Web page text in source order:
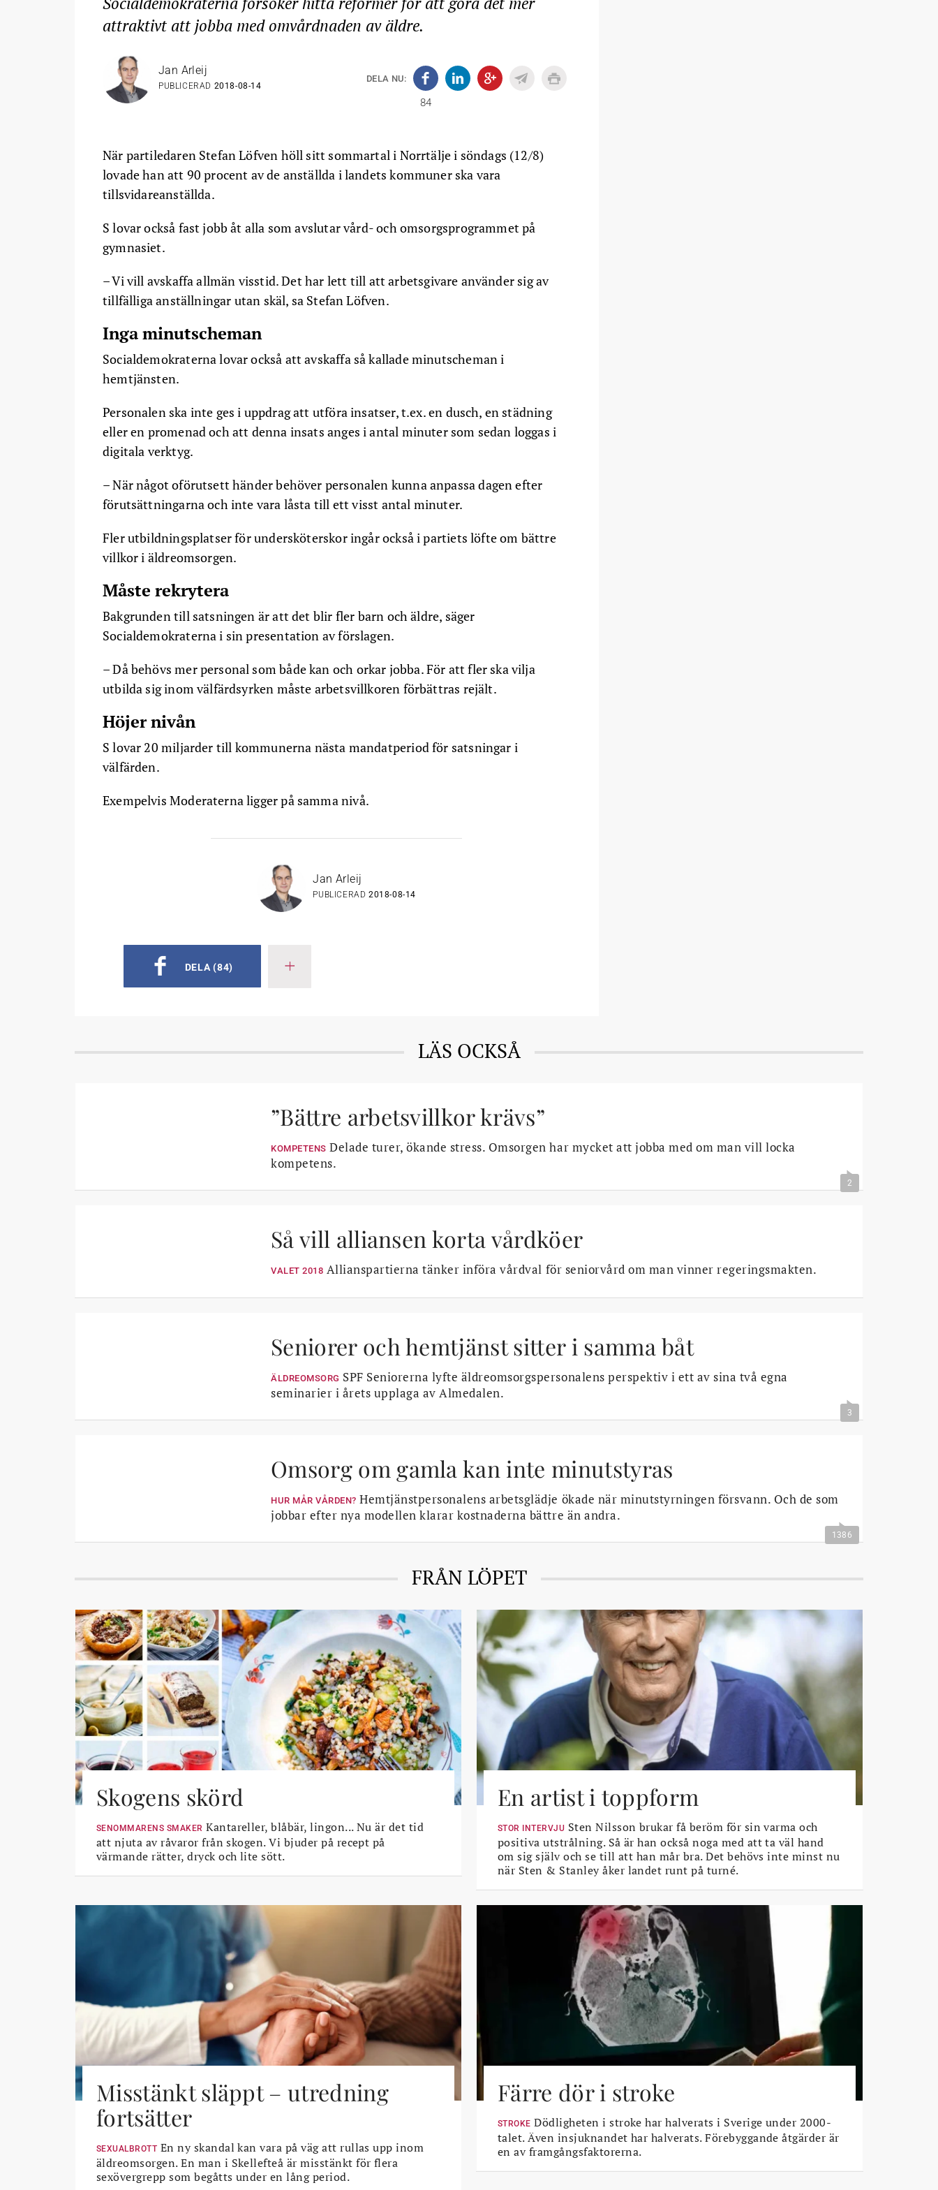
attraktivt att jobba med omvårdnaden av äldre.
Jan Arleij
PUBLICERAD 2018-08-14
DELA NU:
84
När partiledaren Stefan Löfven höll sitt sommartal i Norrtälje i söndags (12/8)
lovade han att 90 procent av de anställda i landets kommuner ska vara
tillsvidareanställda.
S lovar också fast jobb åt alla som avslutar vård- och omsorgsprogrammet på
gymnasiet.
– Vi vill avskaffa allmän visstid. Det har lett till att arbetsgivare använder sig av
tillfälliga anställningar utan skäl, sa Stefan Löfven.
Inga minutscheman
Socialdemokraterna lovar också att avskaffa så kallade minutscheman i
hemtjänsten.
Personalen ska inte ges i uppdrag att utföra insatser, t.ex. en dusch, en städning
eller en promenad och att denna insats anges i antal minuter som sedan loggas i
digitala verktyg.
– När något oförutsett händer behöver personalen kunna anpassa dagen efter
förutsättningarna och inte vara låsta till ett visst antal minuter.
Fler utbildningsplatser för undersköterskor ingår också i partiets löfte om bättre
villkor i äldreomsorgen.
Måste rekrytera
Bakgrunden till satsningen är att det blir fler barn och äldre, säger
Socialdemokraterna i sin presentation av förslagen.
– Då behövs mer personal som både kan och orkar jobba. För att fler ska vilja
utbilda sig inom välfärdsyrken måste arbetsvillkoren förbättras rejält.
Höjer nivån
S lovar 20 miljarder till kommunerna nästa mandatperiod för satsningar i
välfärden.
Exempelvis Moderaterna ligger på samma nivå.
Jan Arleij
PUBLICERAD2018-08-14
DELA (84)
LÄS OCKSÅ
”Bättre arbetsvillkor krävs”
KOMPETENS Delade turer, ökande stress. Omsorgen har mycket att jobba med om man vill locka
kompetens.
2
Så vill alliansen korta vårdköer
VALET 2018 Allianspartierna tänker införa vårdval för seniorvård om man vinner regeringsmakten.
Seniorer och hemtjänst sitter i samma båt
ÄLDREOMSORG SPF Seniorerna lyfte äldreomsorgspersonalens perspektiv i ett av sina två egna
seminarier i årets upplaga av Almedalen.
3
Omsorg om gamla kan inte minutstyras
HUR MÅR VÅRDEN? Hemtjänstpersonalens arbetsglädje ökade när minutstyrningen försvann. Och de som
jobbar efter nya modellen klarar kostnaderna bättre än andra.
1386
FRÅN LÖPET
Skogens skörd
SENOMMARENS SMAKER Kantareller, blåbär, lingon... Nu är det tid
att njuta av råvaror från skogen. Vi bjuder på recept på
värmande rätter, dryck och lite sött.
En artist i toppform
STOR INTERVJU Sten Nilsson brukar få beröm för sin varma och
positiva utstrålning. Så är han också noga med att ta väl hand
om sig själv och se till att han mår bra. Det behövs inte minst nu
när Sten & Stanley åker landet runt på turné.
Misstänkt släppt – utredning
fortsätter
SEXUALBROTT En ny skandal kan vara på väg att rullas upp inom
äldreomsorgen. En man i Skellefteå är misstänkt för flera
sexövergrepp som begåtts under en lång period.
Färre dör i stroke
STROKE Dödligheten i stroke har halverats i Sverige under 2000-
talet. Även insjuknandet har halverats. Förebyggande åtgärder är
en av framgångsfaktorerna.